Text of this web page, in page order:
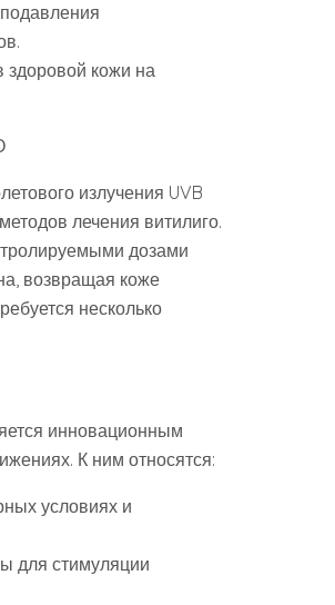
здоровой кожи на
излучения UVB
лечения витилиго.
дозами
возвращая коже
несколько
инновационным
К ним относятся:
условиях и
для стимуляции